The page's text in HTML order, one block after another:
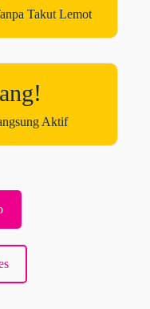
Takut Lemot
Aktif